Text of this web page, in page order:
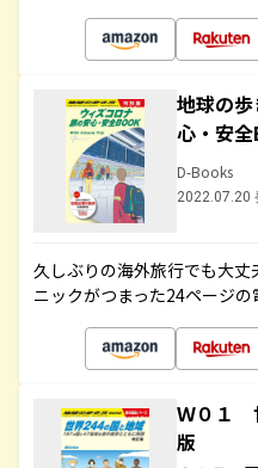
地球の
心・安
D-Books
2022.07.20
久しぶりの海外旅行でも大
ニックがつまった24ページの
Ｗ０１
版